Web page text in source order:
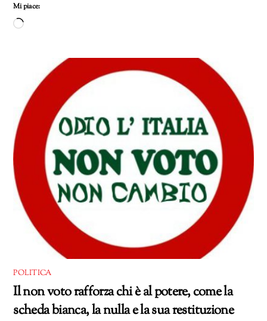
Mi piace:
Caricamento
POLITICA
Il non voto rafforza chi è al potere, come la
scheda bianca, la nulla e la sua restituzione